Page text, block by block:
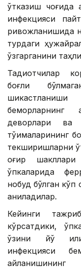
ўтказиш чоғида
инфекцияси
ривожланишида
турдаги
ўзгарганини
Тадқиқотчилар
боғлиқ
беморларнинг
деворлари
тўқималарининг
текширишларни
оғир шакллари
ўпкаларида
нобуд бўлган
аниқладилар.
Кейинги
кўрсатдики,
ўзини йўқ
инфекцияси